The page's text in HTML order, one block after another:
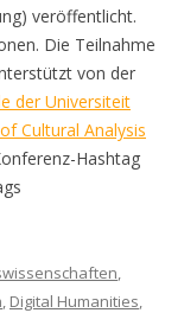
veröffentlicht.
Die Teilnahme
von der
der Universiteit
Cultural Analysis
Hashtag
,
, Digital Humanities,